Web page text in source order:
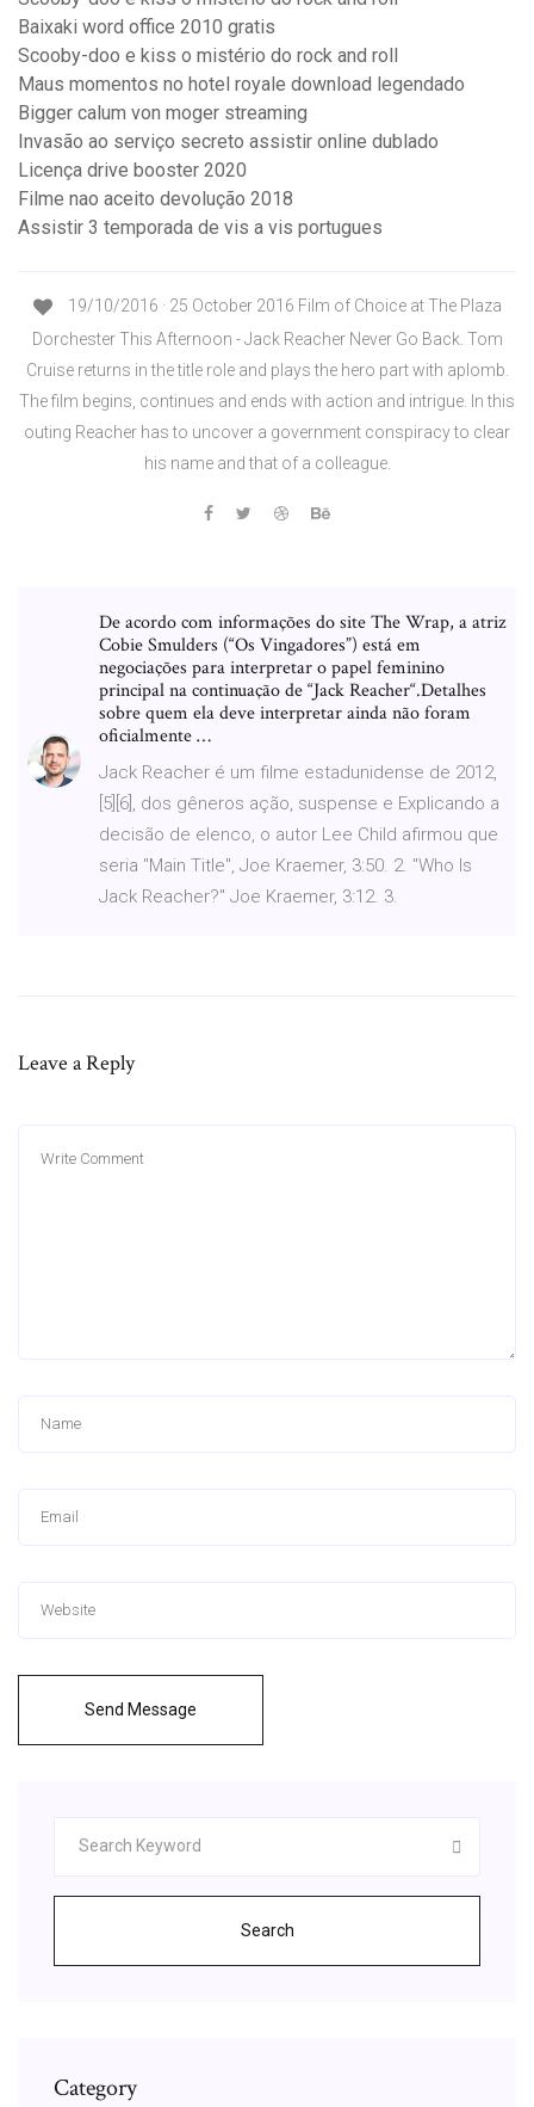
Baixaki word office 2010 gratis
Scooby-doo e kiss o mistério do rock and roll
Maus momentos no hotel royale download legendado
Bigger calum von moger streaming
Invasão ao serviço secreto assistir online dublado
Licença drive booster 2020
Filme nao aceito devolução 2018
Assistir 3 temporada de vis a vis portugues
19/10/2016 · 25 October 2016 Film of Choice at The Plaza
Dorchester This Afternoon - Jack Reacher Never Go Back. Tom
Cruise returns in the title role and plays the hero part with aplomb.
The film begins, continues and ends with action and intrigue. In this
outing Reacher has to uncover a government conspiracy to clear
his name and that of a colleague.
De acordo com informações do site The Wrap, a atriz
Cobie Smulders (“Os Vingadores”) está em
negociações para interpretar o papel feminino
principal na continuação de “Jack Reacher“.Detalhes
sobre quem ela deve interpretar ainda não foram
oficialmente …
Jack Reacher é um filme estadunidense de 2012,
[5][6], dos gêneros ação, suspense e Explicando a
decisão de elenco, o autor Lee Child afirmou que
seria "Main Title", Joe Kraemer, 3:50. 2. "Who Is
Jack Reacher?" Joe Kraemer, 3:12. 3.
Leave a Reply
Send Message
Search
Category